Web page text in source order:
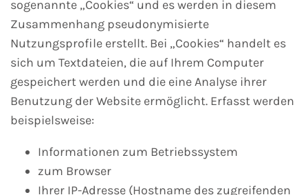
sogenannte „Cookies“ und es werden in diesem
Zusammenhang pseudonymisierte
Nutzungsprofile erstellt. Bei „Cookies“ handelt es
sich um Textdateien, die auf Ihrem Computer
gespeichert werden und die eine Analyse ihrer
Benutzung der Website ermöglicht. Erfasst werden
beispielsweise:
Informationen zum Betriebssystem
zum Browser
Ihrer IP-Adresse (Hostname des zugreifenden